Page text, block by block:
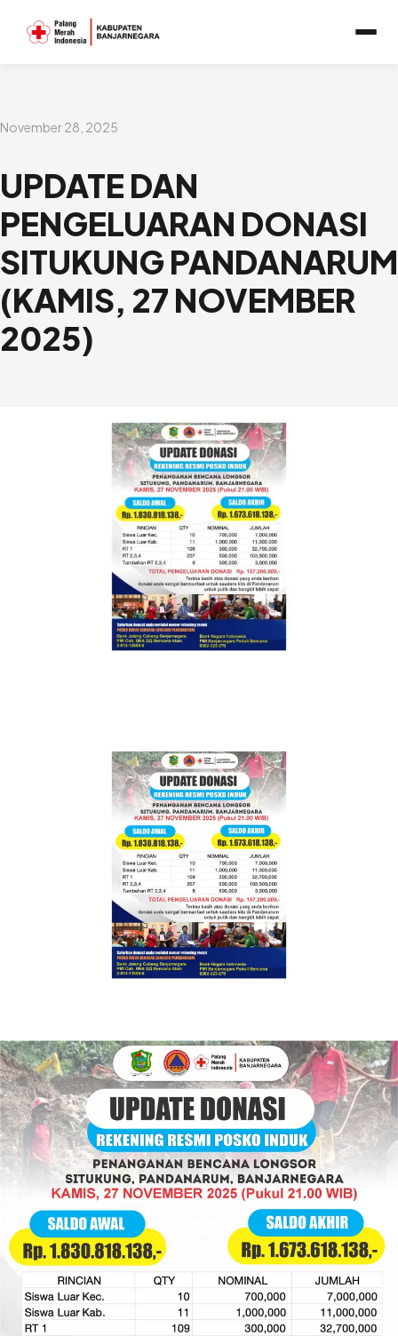
November 28, 2025
UPDATE DAN
PENGELUARAN DONASI
SITUKUNG PANDANARUM
(KAMIS, 27 NOVEMBER
2025)